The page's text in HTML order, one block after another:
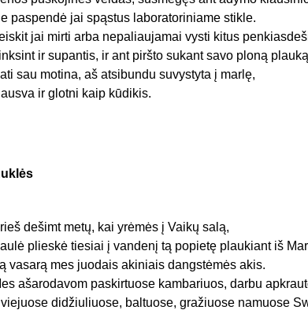
paspendė jai spąstus laboratoriniame stikle.
jai mirti arba nepaliaujamai vysti kitus
ir supantis, ir ant piršto sukant savo ploną
sau motina, aš atsibundu suvystyta į marlę,
ir glotni kaip kūdikis.
dešimt metų, kai yrėmės į Vaikų salą,
plieskė tiesiai į vandenį tą popietę plaukiant iš
vasarą mes juodais akiniais dangstėmės akis.
ašarodavom paskirtuose kambariuos, darbu
didžiuliuose, baltuose, gražiuose namuose